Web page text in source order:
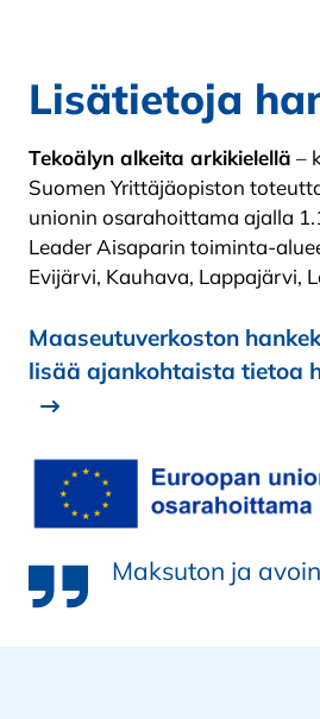
Lisätietoja
Tekoälyn alkeita arkikielellä –
Suomen Yrittäjäopiston
unionin osarahoittama ajalla
Leader Aisaparin toiminta-
Evijärvi, Kauhava, Lappajärvi,
Maaseutuverkoston
lisää ajankohtaista tietoa
Maksuton ja